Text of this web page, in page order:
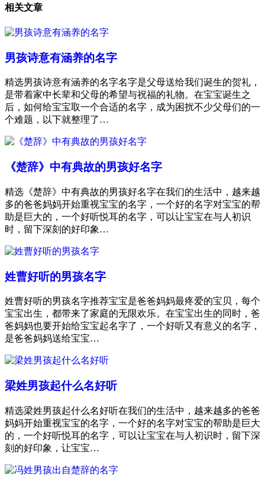
相关文章
男孩诗意有涵养的名字
精选男孩诗意有涵养的名字名字是父母送给我们诞生的贺礼，
是带着家中长辈和父母的希望与祝福的礼物。在宝宝诞生之
后，如何给宝宝取一个合适的名字，成为困扰不少父母们的一
个难题，以下就整理了…
《楚辞》中有典故的男孩好名字
精选《楚辞》中有典故的男孩好名字在我们的生活中，越来越
多的爸爸妈妈开始重视宝宝的名字，一个好的名字对宝宝的帮
助是巨大的，一个好听悦耳的名字，可以让宝宝在与人初识
时，留下深刻的好印象…
姓曹好听的男孩名字
姓曹好听的男孩名字推荐宝宝是爸爸妈妈最疼爱的宝贝，每个
宝宝出生，都带来了家庭的无限欢乐。在宝宝出生的同时，爸
爸妈妈也要开始给宝宝起名字了，一个好听又有意义的名字，
是爸爸妈妈送给宝宝…
梁姓男孩起什么名好听
精选梁姓男孩起什么名好听在我们的生活中，越来越多的爸爸
妈妈开始重视宝宝的名字，一个好的名字对宝宝的帮助是巨大
的，一个好听悦耳的名字，可以让宝宝在与人初识时，留下深
刻的好印象，让宝宝…